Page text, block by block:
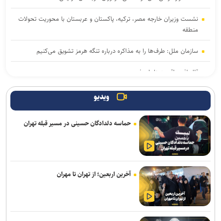
نشست وزیران خارجه مصر، ترکیه، پاکستان و عربستان با محوریت تحولات
منطقه
سازمان ملل: طرف‌ها را به مذاکره درباره تنگه هرمز تشویق می‌کنیم
قالیباف: واقعیت‌ها را بپذیرید
رایزنی عراقچی و همتای موریتانی خود درباره تحولات منطقه
دور هفتم مذاکرات لبنان و رژیم صهیونیستی در رم بدون نتیجه پایان
یافت
انصارالله حمله به یک نفتکش عربستان را تأیید کرد
حمله نیروهای اسرائیلی به خبرنگار پرس‌تی‌وی
بازداشت استاد سال دانشگاه مریلند توسط پلیس مهاجرت آمریکا
لزوم تعمیق همکاری‌های علمی و پژوهشی عراق و ایران
ویدیو
حماسه دلدادگان حسینی در مسیر قبله تهران
آخرین اربعین؛ از تهران تا مهران